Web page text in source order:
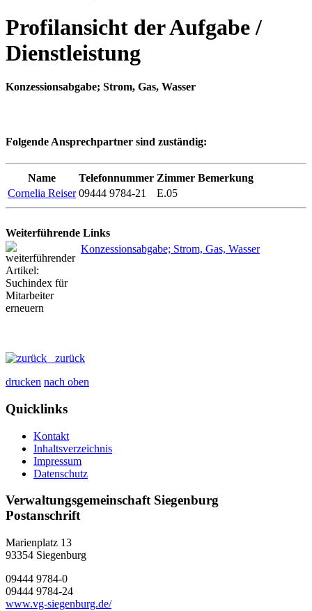
Profilansicht der Aufgabe /
Dienstleistung
Konzessionsabgabe; Strom, Gas, Wasser
Folgende Ansprechpartner sind zuständig:
Name Telefonnummer Zimmer Bemerkung
Cornelia Reiser 09444 9784-21 E.05
Weiterführende Links
Konzessionsabgabe; Strom, Gas, Wasser
zurück
drucken nach oben
Quicklinks
Kontakt
Inhaltsverzeichnis
Impressum
Datenschutz
Verwaltungsgemeinschaft Siegenburg
Postanschrift
Marienplatz 13
93354 Siegenburg
09444 9784-0
09444 9784-24
www.vg-siegenburg.de/